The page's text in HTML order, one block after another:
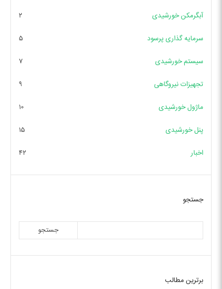
آبگرمکن خورشیدی ۲
سرمایه گذاری پرسود ۵
سیستم خورشیدی ۷
تجهیزات نیروگاهی ۹
ماژول خورشیدی ۱۰
پنل خورشیدی ۱۵
اخبار ۴۲
جستجو
جستجو
برترین مطالب